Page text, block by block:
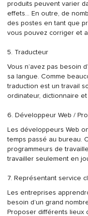
produits peuvent varier
effets… En outre, de
des postes en tant que
vous pouvez corriger et
5. Traducteur
Vous n’avez pas besoin
sa langue. Comme
traduction est un travail
ordinateur, dictionnaire
6. Développeur Web /
Les développeurs Web
temps passé au bureau.
programmeurs de
travailler seulement en
7. Représentant service
Les entreprises
besoin d’un grand
Proposer différents lieux